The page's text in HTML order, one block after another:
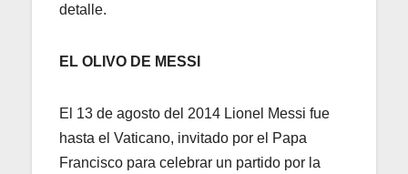
detalle.
EL OLIVO DE MESSI
El 13 de agosto del 2014 Lionel Messi fue
hasta el Vaticano, invitado por el Papa
Francisco para celebrar un partido por la